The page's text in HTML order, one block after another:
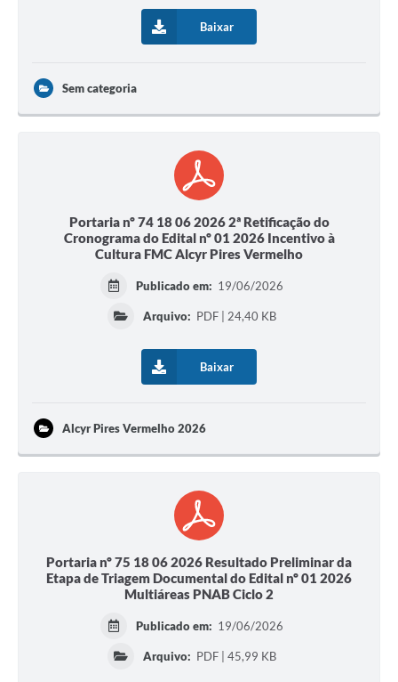
Baixar
Sem categoria
Portaria nº 74 18 06 2026 2ª Retificação do
Cronograma do Edital nº 01 2026 Incentivo à
Cultura FMC Alcyr Pires Vermelho
Publicado em: 19/06/2026
Arquivo: PDF | 24,40 KB
Baixar
Alcyr Pires Vermelho 2026
Portaria nº 75 18 06 2026 Resultado Preliminar da
Etapa de Triagem Documental do Edital nº 01 2026
Multiáreas PNAB Ciclo 2
Publicado em: 19/06/2026
Arquivo: PDF | 45,99 KB